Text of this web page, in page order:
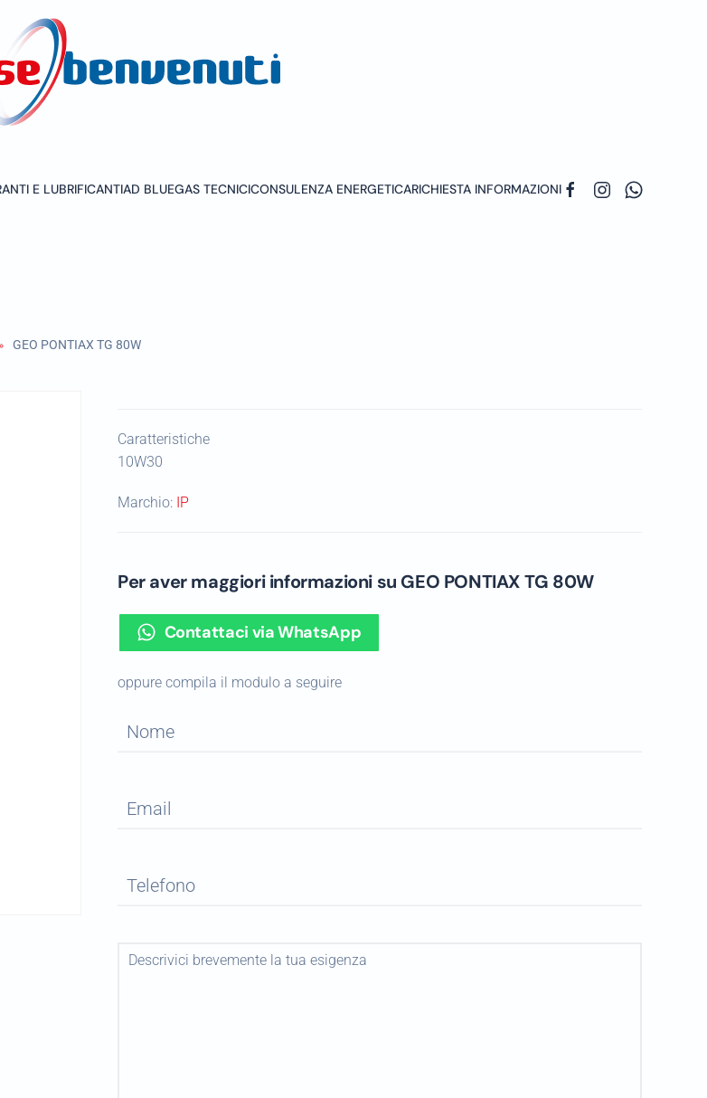
E LUBRIFICANTIAD BLUEGAS TECNICICONSULENZA ENERGETICARICHIESTA INFORMAZIONI
GEO PONTIAX TG 80W
Caratteristiche
10W30
Marchio: IP
Per aver maggiori informazioni su GEO PONTIAX TG 80W
Contattaci via WhatsApp
oppure compila il modulo a seguire